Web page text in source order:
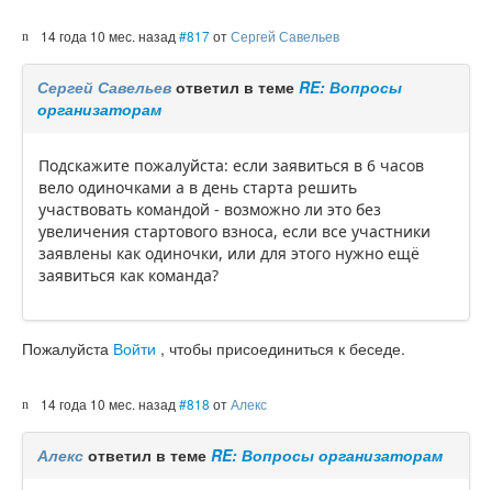
14 года 10 мес. назад #817отСергей Савельев
Сергей Савельев ответил в теме RE: Вопросы
организаторам
Подскажите пожалуйста: если заявиться в 6 часов
вело одиночками а в день старта решить
участвовать командой - возможно ли это без
увеличения стартового взноса, если все участники
заявлены как одиночки, или для этого нужно ещё
заявиться как команда?
Пожалуйста Войти , чтобы присоединиться к беседе.
14 года 10 мес. назад #818 отАлекс
Алекс ответил в теме RE: Вопросы организаторам